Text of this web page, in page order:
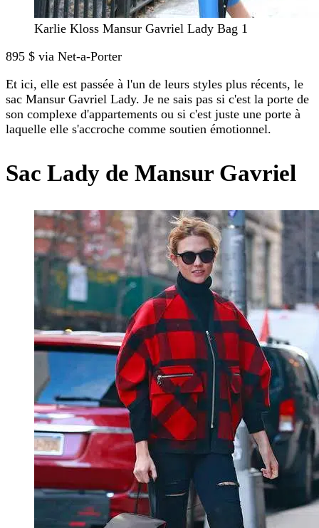
Karlie Kloss Mansur Gavriel Lady Bag 1
895 $ via Net-a-Porter
Et ici, elle est passée à l'un de leurs styles plus récents, le
sac Mansur Gavriel Lady. Je ne sais pas si c'est la porte de
son complexe d'appartements ou si c'est juste une porte à
laquelle elle s'accroche comme soutien émotionnel.
Sac Lady de Mansur Gavriel